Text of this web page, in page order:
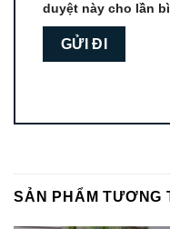
duyệt này cho lần
SẢN PHẨM TƯƠNG